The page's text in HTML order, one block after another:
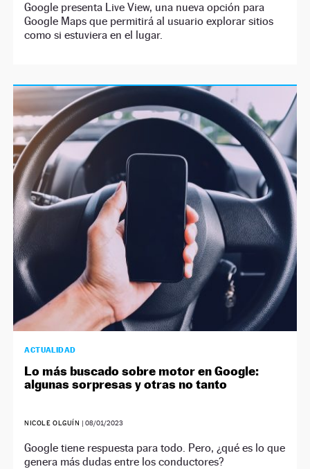
Google presenta Live View, una nueva opción para
Google Maps que permitirá al usuario explorar sitios
como si estuviera en el lugar.
ACTUALIDAD
Lo más buscado sobre motor en Google:
algunas sorpresas y otras no tanto
NICOLE OLGUÍN |08/01/2023
Google tiene respuesta para todo. Pero, ¿qué es lo que
genera más dudas entre los conductores?